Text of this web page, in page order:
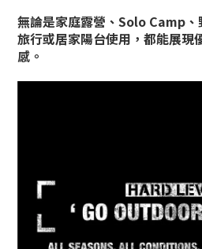
無論是家庭露營、Solo Camp、
旅行或居家陽台使用，都能展現
感。